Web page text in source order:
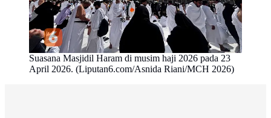
Suasana Masjidil Haram di musim haji 2026 pada 23
April 2026. (Liputan6.com/Asnida Riani/MCH 2026)